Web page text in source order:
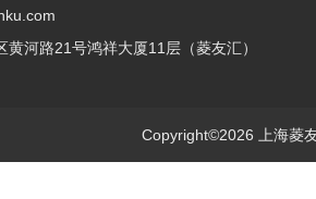
黄河路21号鸿祥大厦11层（菱友汇）
Copyright©2026 上海菱